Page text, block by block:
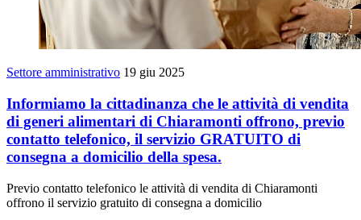
Settore amministrativo 19 giu 2025
Informiamo la cittadinanza che le attività di vendita
di generi alimentari di Chiaramonti offrono, previo
contatto telefonico, il servizio GRATUITO di
consegna a domicilio della spesa.
Previo contatto telefonico le attività di vendita di Chiaramonti
offrono il servizio gratuito di consegna a domicilio